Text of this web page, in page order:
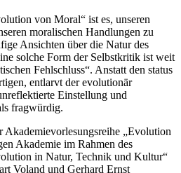
von Moral“ ist es, unseren
moralischen Handlungen zu
Ansichten über die Natur des
solche Form der Selbstkritik ist weit
Fehlschluss“. Anstatt den status
entlarvt der evolutionär
Einstellung und
fragwürdig.
Akademievorlesungsreihe „Evolution
Akademie im Rahmen des
in Natur, Technik und Kultur“
Voland und Gerhard Ernst